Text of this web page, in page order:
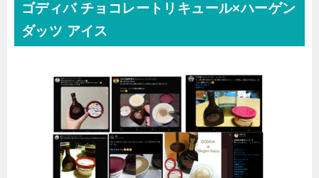
ゴディバ チョコレートリキュール×ハーゲン
ダッツ アイス